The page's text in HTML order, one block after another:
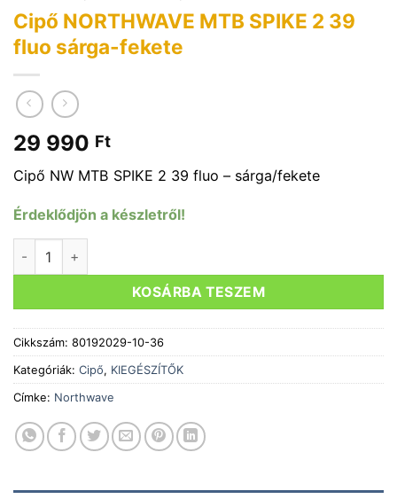
Cipő NORTHWAVE MTB SPIKE 2 39
fluo sárga-fekete
29 990 Ft
Cipő NW MTB SPIKE 2 39 fluo – sárga/fekete
Érdeklődjön a készletről!
KOSÁRBA TESZEM
Cikkszám: 80192029-10-36
Kategóriák: Cipő, KIEGÉSZÍTŐK
Címke: Northwave